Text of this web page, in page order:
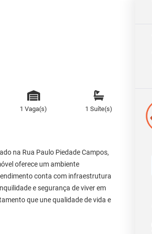
1 Vaga(s) 1 Suíte(s)
na Rua Paulo Piedade Campos,
oferece um ambiente
conta com infraestrutura
e segurança de viver em
que une qualidade de vida e